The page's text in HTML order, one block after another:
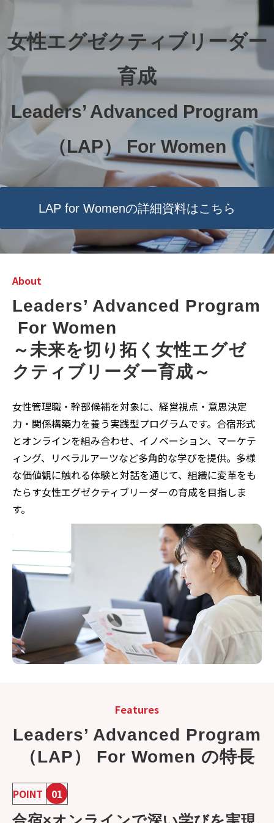
女性エグゼクティブリーダー
育成
Leaders’ Advanced Program
（LAP） For Women
LAP for Womenの詳細資料はこちら
About
Leaders’ Advanced Program
For Women
～未来を切り拓く女性エグゼ
クティブリーダー育成～
女性管理職・幹部候補を対象に、経営視点・意思決定
力・関係構築力を養う実践型プログラムです。合宿形式
とオンラインを組み合わせ、イノベーション、マーケテ
ィング、リベラルアーツなど多角的な学びを提供。多様
な価値観に触れる体験と対話を通じて、組織に変革をも
たらす女性エグゼクティブリーダーの育成を目指しま
す。
Features
Leaders’ Advanced Program
（LAP） For Women の特長
POINT 01